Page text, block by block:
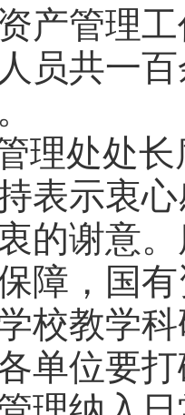
产管理
员共一
理处处
表示衷
的谢意
障，国
校教学
单位要